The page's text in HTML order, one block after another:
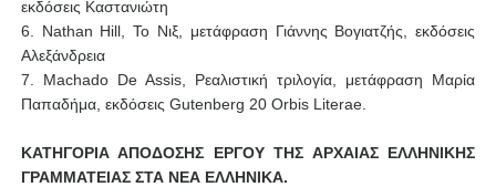
εκδόσεις Καστανιώτη
6. Nathan Hill, Το Νιξ, μετάφραση Γιάννης Βογιατζής, εκδόσεις
Αλεξάνδρεια
7. Machado De Assis, Ρεαλιστική τριλογία, μετάφραση Μαρία
Παπαδήμα, εκδόσεις Gutenberg 20 Orbis Literae.
ΚΑΤΗΓΟΡΙΑ ΑΠΟΔΟΣΗΣ ΕΡΓΟΥ ΤΗΣ ΑΡΧΑΙΑΣ ΕΛΛΗΝΙΚΗΣ
ΓΡΑΜΜΑΤΕΙΑΣ ΣΤΑ ΝΕΑ ΕΛΛΗΝΙΚΑ.